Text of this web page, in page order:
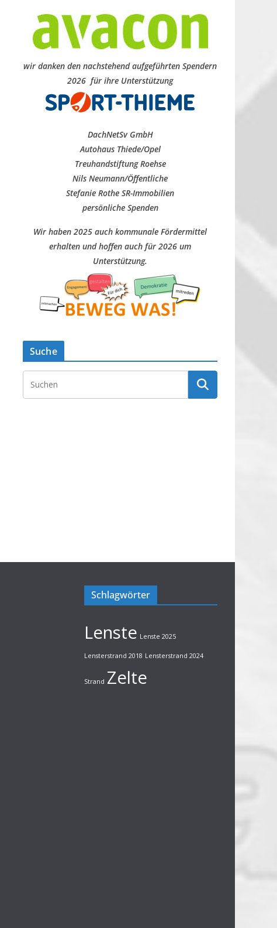
wir danken den nachstehend aufgeführten Spendern
2026 für ihre Unterstützung
DachNetSv GmbH
Autohaus Thiede/Opel
Treuhandstiftung Roehse
Nils Neumann/Öffentliche
Stefanie Rothe SR-Immobilien
persönliche Spenden
Wir haben 2025 auch kommunale Fördermittel
erhalten und hoffen auch für 2026 um
Unterstützung.
Suche
Schlagwörter
Lenste Lenste 2025
Lensterstrand 2018 Lensterstrand 2024
Strand Zelte